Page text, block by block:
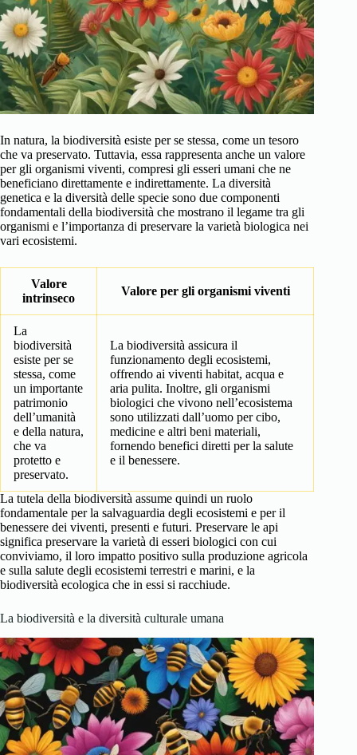
In natura, la biodiversità esiste per se stessa, come un tesoro
che va preservato. Tuttavia, essa rappresenta anche un valore
per gli organismi viventi, compresi gli esseri umani che ne
beneficiano direttamente e indirettamente. La diversità
genetica e la diversità delle specie sono due componenti
fondamentali della biodiversità che mostrano il legame tra gli
organismi e l’importanza di preservare la varietà biologica nei
vari ecosistemi.
Valore
intrinseco
Valore per gli organismi viventi
La
biodiversità
esiste per se
stessa, come
un importante
patrimonio
dell’umanità
e della natura,
che va
protetto e
preservato.
La biodiversità assicura il
funzionamento degli ecosistemi,
offrendo ai viventi habitat, acqua e
aria pulita. Inoltre, gli organismi
biologici che vivono nell’ecosistema
sono utilizzati dall’uomo per cibo,
medicine e altri beni materiali,
fornendo benefici diretti per la salute
e il benessere.
La tutela della biodiversità assume quindi un ruolo
fondamentale per la salvaguardia degli ecosistemi e per il
benessere dei viventi, presenti e futuri. Preservare le api
significa preservare la varietà di esseri biologici con cui
conviviamo, il loro impatto positivo sulla produzione agricola
e sulla salute degli ecosistemi terrestri e marini, e la
biodiversità ecologica che in essi si racchiude.
La biodiversità e la diversità culturale umana